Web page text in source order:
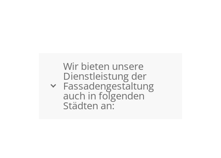
Wir bieten unsere
Dienstleistung der
Fassadengestaltung
auch in folgenden
Städten an: